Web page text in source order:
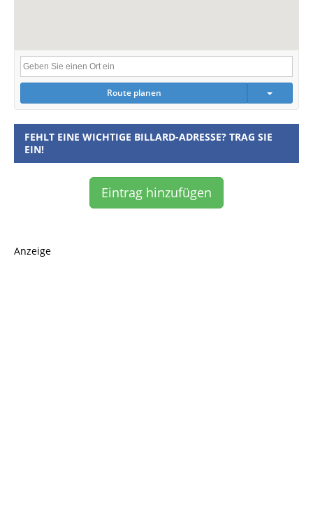
Route planen
FEHLT EINE WICHTIGE BILLARD-ADRESSE? TRAG SIE
EIN!
Eintrag hinzufügen
Anzeige